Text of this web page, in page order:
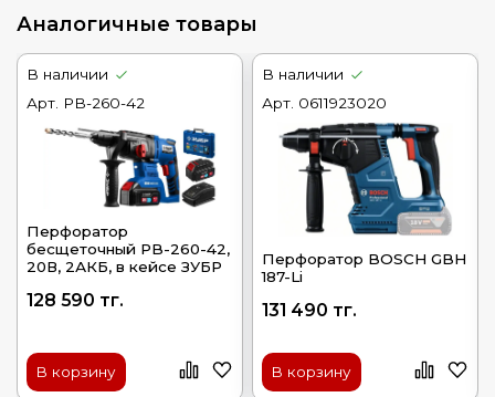
Аналогичные товары
В наличии
Арт. PB-260-42
Перфоратор
бесщеточный PB-260-42,
20В, 2АКБ, в кейсе ЗУБР
128 590 тг.
В корзину
В наличии
Арт. 0611923020
Перфоратор BOSCH GBH
187-Li
131 490 тг.
В корзину